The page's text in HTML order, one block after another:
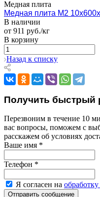
Медная плита
Медная плита M2
В наличии
от 911 руб./кг
В корзину
Назад к списку
Получить быстрый
Перезвоним в течение 10
вас вопросы, поможем с
расскажем об условиях
Ваше имя *
Телефон *
Я согласен на